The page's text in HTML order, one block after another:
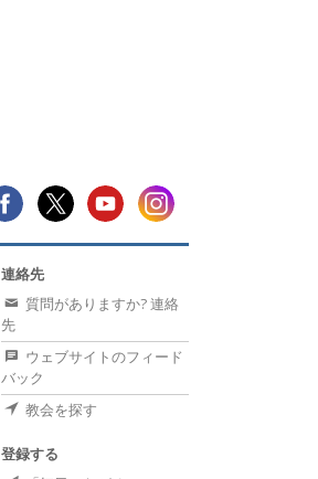
連絡先
質問がありますか? 連絡
先
ウェブサイトのフィード
バック
教会を探す
登録する